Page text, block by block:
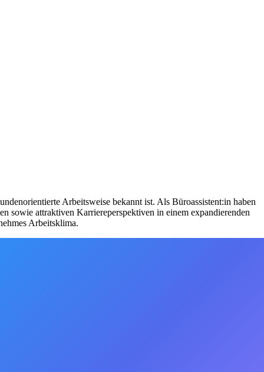
Arbeitsweise bekannt ist. Als Büroassistent:in haben
sowie attraktiven Karriereperspektiven in einem expandierenden
Arbeitsklima.